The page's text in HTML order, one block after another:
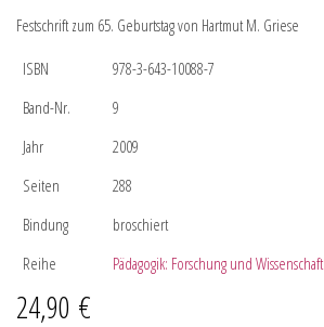
Festschrift zum 65. Geburtstag von Hartmut M. Griese
ISBN
978-3-643-10088-7
Band-Nr.
9
Jahr
2009
Seiten
288
Bindung
broschiert
Reihe
Pädagogik: Forschung und Wissenschaft
24,90 €